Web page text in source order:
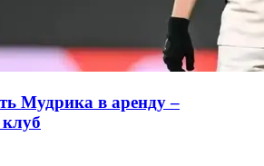
Мудрика в аренду –